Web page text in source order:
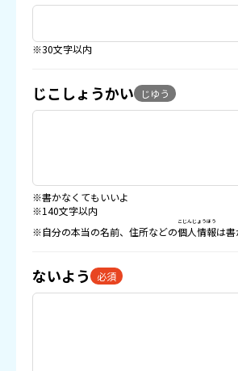
※30文字以内
じこしょうかい じゆう
※書かなくてもいいよ
※140文字以内
※自分の本当の名前、住所などの個人情報
こじんじょうほう
は
ないよう 必須